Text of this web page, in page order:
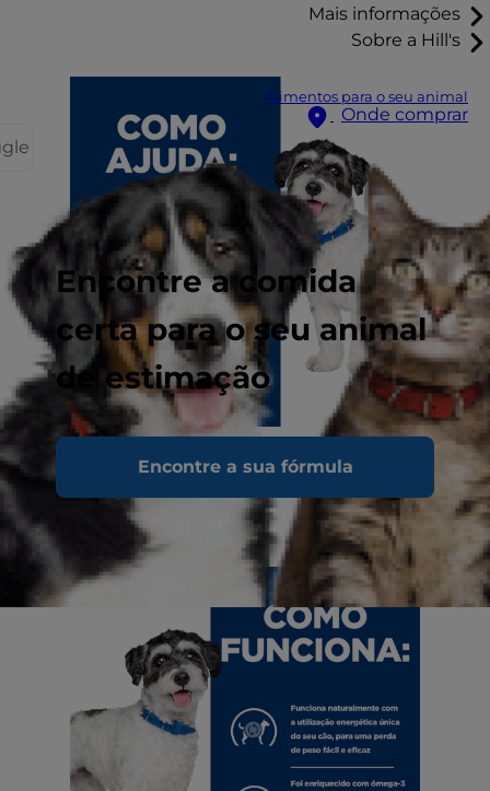
Mais informações
Sobre a Hill's
Alimentos para o seu animal
Onde comprar
Encontre a comida
certa para o seu animal
de estimação
Encontre a sua fórmula